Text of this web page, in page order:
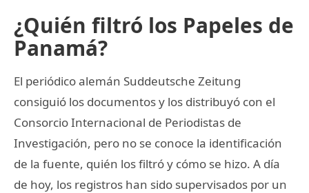
¿Quién filtró los Papeles de
Panamá?
El periódico alemán Suddeutsche Zeitung
consiguió los documentos y los distribuyó con el
Consorcio Internacional de Periodistas de
Investigación, pero no se conoce la identificación
de la fuente, quién los filtró y cómo se hizo. A día
de hoy, los registros han sido supervisados por un